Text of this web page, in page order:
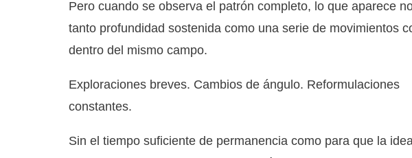
Pero cuando se observa el patrón completo, lo que aparece
tanto profundidad sostenida como una serie de movimientos
dentro del mismo campo.
Exploraciones breves. Cambios de ángulo. Reformulaciones
constantes.
Sin el tiempo suficiente de permanencia como para que la